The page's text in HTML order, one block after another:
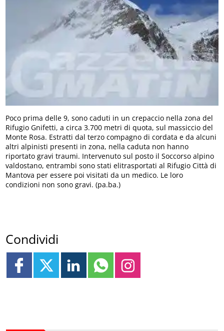
Poco prima delle 9, sono caduti in un crepaccio nella zona del
Rifugio Gnifetti, a circa 3.700 metri di quota, sul massiccio del
Monte Rosa. Estratti dal terzo compagno di cordata e da alcuni
altri alpinisti presenti in zona, nella caduta non hanno
riportato gravi traumi. Intervenuto sul posto il Soccorso alpino
valdostano, entrambi sono stati elitrasportati al Rifugio Città di
Mantova per essere poi visitati da un medico. Le loro
condizioni non sono gravi. (pa.ba.)
Condividi